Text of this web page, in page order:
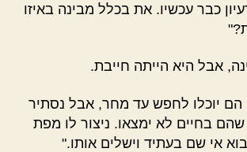
כבר עכשיו. את בכלל מבינה באיזו
אבל היא הייתה חייבת.
הם יוכלו לחפש עד מחר, אבל נסתיר
בחיים לא ימצאו. ניצור לו מפת
אי שם בעתיד וישלים אותו."